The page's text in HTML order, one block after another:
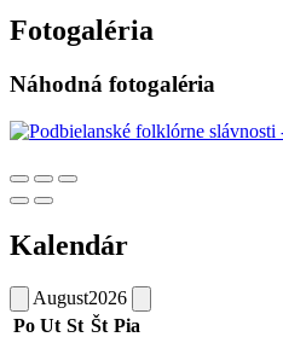
Fotogaléria
Náhodná fotogaléria
Kalendár
August2026
Po Ut St Št Pia